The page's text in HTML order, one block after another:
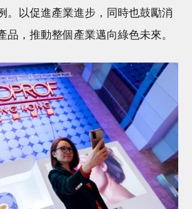
。以促進產業進步，同時也鼓勵消
品，推動整個產業邁向綠色未來。